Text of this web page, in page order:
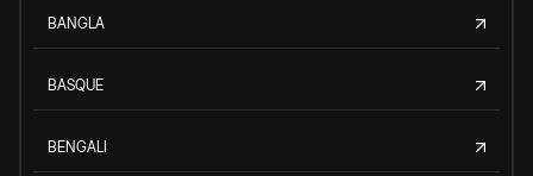
BANGLA
BASQUE
BENGALI